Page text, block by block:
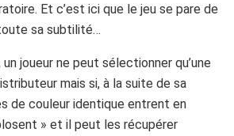
Et c’est ici que le jeu se pare de
sa subtilité…
joueur ne peut sélectionner qu’une
mais si, à la suite de sa
de couleur identique entrent en
» et il peut les récupérer